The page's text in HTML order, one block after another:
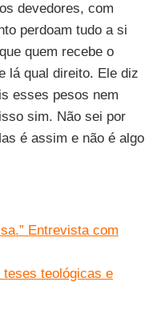
devedores, com
perdoam tudo a si
quem recebe o
lá qual direito. Ele diz
esses pesos nem
sim. Não sei por
é assim e não é algo
Entrevista com
teológicas e